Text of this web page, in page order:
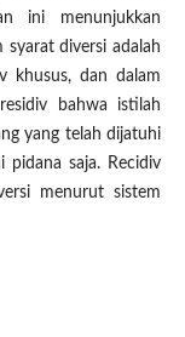
ini menunjukkan
syarat diversi adalah
khusus, dan dalam
bahwa istilah
yang telah dijatuhi
pidana saja. Recidiv
menurut sistem